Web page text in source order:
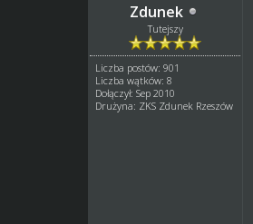
Zdunek
Tutejszy
Liczba postów: 901
Liczba wątków: 8
Dołączył: Sep 2010
Drużyna: ZKS Zdunek Rzeszów